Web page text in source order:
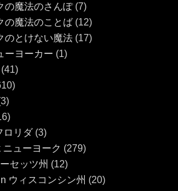
の魔法のさんぽ(7)
の魔法のことば(12)
のとけない魔法(17)
ーヨーカー (1)
ロリダ(3)
ニューヨーク (279)
セッツ州 (12)
ウィスコンシン州 (20)